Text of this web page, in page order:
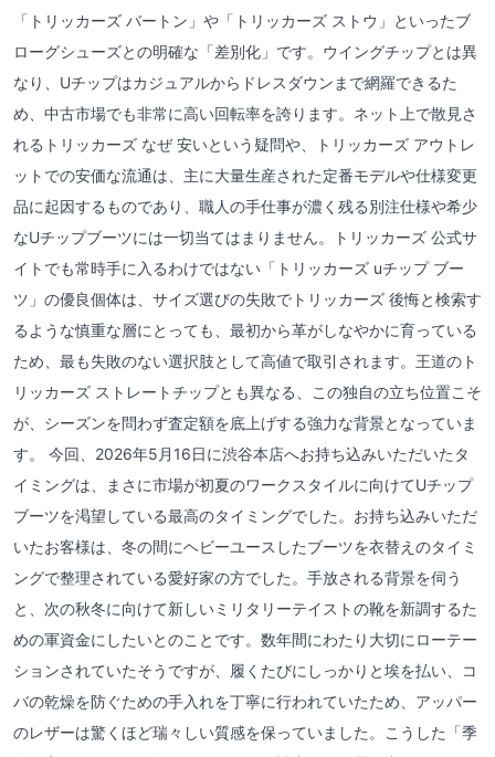
「トリッカーズ バートン」や「トリッカーズ ストウ」といったブ
ローグシューズとの明確な「差別化」です。ウイングチップとは異
なり、Uチップはカジュアルからドレスダウンまで網羅できるた
め、中古市場でも非常に高い回転率を誇ります。ネット上で散見さ
れるトリッカーズ なぜ 安いという疑問や、トリッカーズ アウトレ
ットでの安価な流通は、主に大量生産された定番モデルや仕様変更
品に起因するものであり、職人の手仕事が濃く残る別注仕様や希少
なUチップブーツには一切当てはまりません。トリッカーズ 公式サ
イトでも常時手に入るわけではない「トリッカーズ uチップ ブー
ツ」の優良個体は、サイズ選びの失敗でトリッカーズ 後悔と検索す
るような慎重な層にとっても、最初から革がしなやかに育っている
ため、最も失敗のない選択肢として高値で取引されます。王道のト
リッカーズ ストレートチップとも異なる、この独自の立ち位置こそ
が、シーズンを問わず査定額を底上げする強力な背景となっていま
す。 今回、2026年5月16日に渋谷本店へお持ち込みいただいたタ
イミングは、まさに市場が初夏のワークスタイルに向けてUチップ
ブーツを渇望している最高のタイミングでした。お持ち込みいただ
いたお客様は、冬の間にヘビーユースしたブーツを衣替えのタイミ
ングで整理されている愛好家の方でした。手放される背景を伺う
と、次の秋冬に向けて新しいミリタリーテイストの靴を新調するた
めの軍資金にしたいとのことです。数年間にわたり大切にローテー
ションされていたそうですが、履くたびにしっかりと埃を払い、コ
バの乾燥を防ぐための手入れを丁寧に行われていたため、アッパー
のレザーは驚くほど瑞々しい質感を保っていました。こうした「季